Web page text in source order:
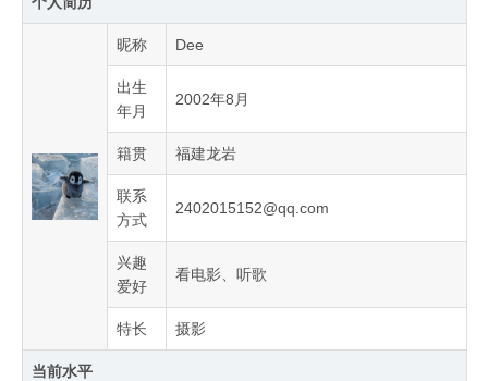
昵称 Dee
出生
年月
2002年8月
籍贯 福建龙岩
联系
方式
2402015152@qq.com
兴趣
爱好
看电影、听歌
特长 摄影
当前水平